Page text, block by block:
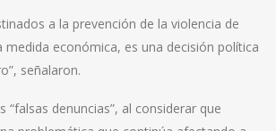
a la prevención de la violencia de
medida económica, es una decisión política
señalaron.
denuncias”, al considerar que